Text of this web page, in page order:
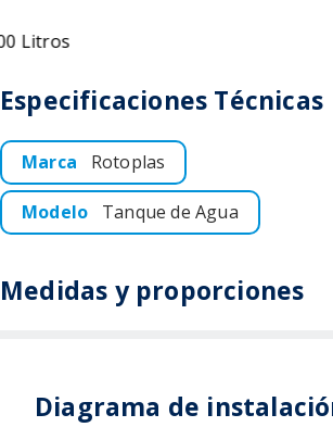
Especificaciones Técnicas
Marca Rotoplas
Modelo Tanque de Agua
Medidas y proporciones
Diagrama de